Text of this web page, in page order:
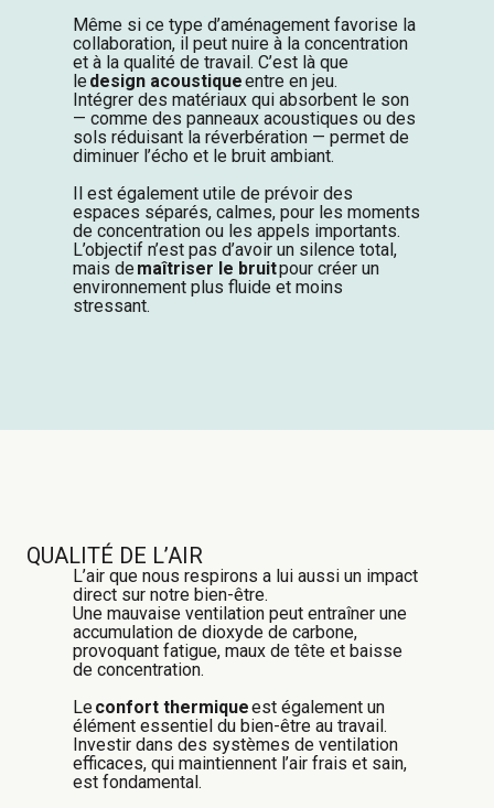
Même si ce type d’aménagement favorise la
collaboration, il peut nuire à la concentration
et à la qualité de travail. C’est là que
le design acoustiqueentre en jeu.
Intégrer des matériaux qui absorbent le son
— comme des panneaux acoustiques ou des
sols réduisant la réverbération — permet de
diminuer l’écho et le bruit ambiant.
Il est également utile de prévoir des
espaces séparés, calmes, pour les moments
de concentration ou les appels importants.
L’objectif n’est pas d’avoir un silence total,
mais de maîtriser le bruitpour créer un
environnement plus fluide et moins
stressant.
QUALITÉ DE L’AIR
L’air que nous respirons a lui aussi un impact
direct sur notre bien-être.
Une mauvaise ventilation peut entraîner une
accumulation de dioxyde de carbone,
provoquant fatigue, maux de tête et baisse
de concentration.
Leconfort thermiqueest également un
élément essentiel du bien-être au travail.
Investir dans des systèmes de ventilation
efficaces, qui maintiennent l’air frais et sain,
est fondamental.